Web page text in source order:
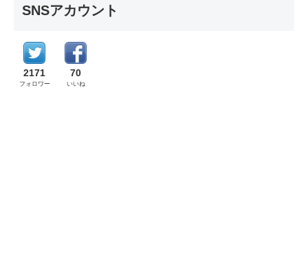
SNSアカウント
2171
フォロワー
70
いいね